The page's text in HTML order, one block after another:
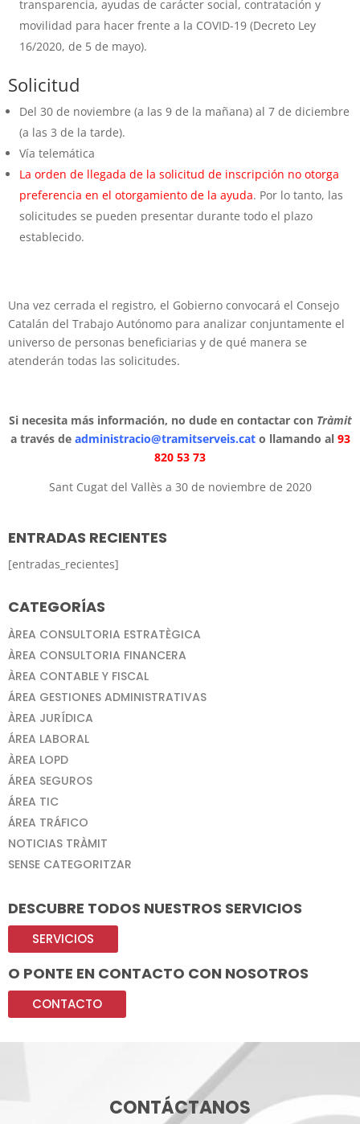
transparencia, ayudas de carácter social, contratación y
movilidad para hacer frente a la COVID-19 (Decreto Ley
16/2020, de 5 de mayo).
Solicitud
Del 30 de noviembre (a las 9 de la mañana) al 7 de diciembre
(a las 3 de la tarde).
Vía telemática
La orden de llegada de la solicitud de inscripción no otorga
preferencia en el otorgamiento de la ayuda. Por lo tanto, las
solicitudes se pueden presentar durante todo el plazo
establecido.
Una vez cerrada el registro, el Gobierno convocará el Consejo
Catalán del Trabajo Autónomo para analizar conjuntamente el
universo de personas beneficiarias y de qué manera se
atenderán todas las solicitudes.
Si necesita más información, no dude en contactar con Tràmit
a través de administracio@tramitserveis.cato llamando al93
820 53 73
Sant Cugat del Vallès a 30 de noviembre de 2020
ENTRADAS RECIENTES
[entradas_recientes]
CATEGORÍAS
ÀREA CONSULTORIA ESTRATÈGICA
ÀREA CONSULTORIA FINANCERA
ÀREA CONTABLE Y FISCAL
ÁREA GESTIONES ADMINISTRATIVAS
ÀREA JURÍDICA
ÁREA LABORAL
ÀREA LOPD
ÁREA SEGUROS
ÁREA TIC
ÁREA TRÁFICO
NOTICIAS TRÀMIT
SENSE CATEGORITZAR
DESCUBRE TODOS NUESTROS SERVICIOS
SERVICIOS
O PONTE EN CONTACTO CON NOSOTROS
CONTACTO
CONTÁCTANOS